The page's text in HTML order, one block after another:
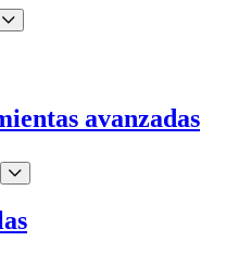
avanzadas